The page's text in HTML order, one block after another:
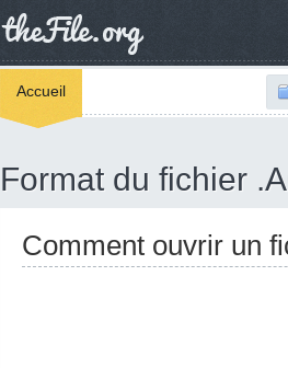
Accueil
Format du fichier
Comment ouvrir un